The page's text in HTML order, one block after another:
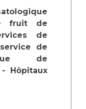
fruit de
de
de
de
- Hôpitaux